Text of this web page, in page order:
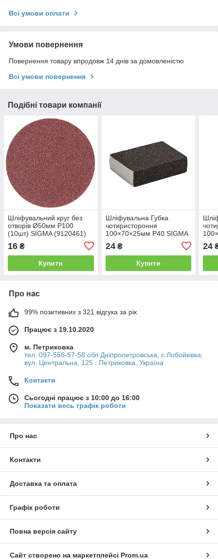
Всі умови оплати
Умови повернення
Повернення товару впродовж 14 днів за домовленістю
Всі умови повернення
Подібні товари компанії
Шліфувальний круг без
отворів Ø50мм P100
(10шт) SIGMA (9120461)
16 ₴
Купити
Шліфувальна Губка
чотиристороння
100×70×25мм P40 SIGMA
24₴
Купити
24
Про нас
99% позитивних з 321 відгука за рік
Працює з 19.10.2020
м. Петриковка
тел. 097-556-57-58 обл Дніпропетровська, с.Лобойківка,
вул. Центральна, 125 , Петриковка, Україна
Контакти
Сьогодні працює з 10:00 до 16:00
Показати весь графік роботи
Про нас
Контакти
Доставка та оплата
Графік роботи
Повна версія сайту
Сайт створено на маркетплейсі Prom.ua